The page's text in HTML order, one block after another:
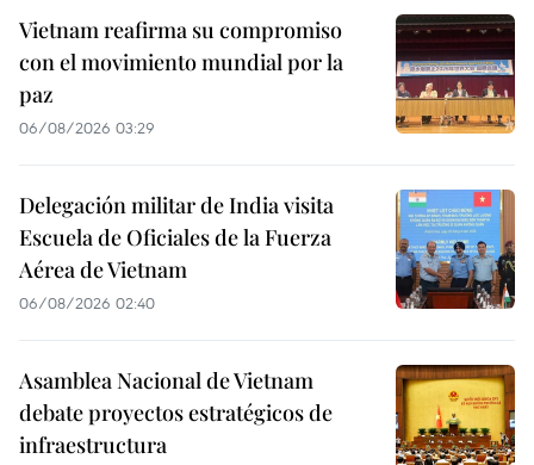
Vietnam reafirma su compromiso
con el movimiento mundial por la
paz
06/08/2026 03:29
Delegación militar de India visita
Escuela de Oficiales de la Fuerza
Aérea de Vietnam
06/08/2026 02:40
Asamblea Nacional de Vietnam
debate proyectos estratégicos de
infraestructura